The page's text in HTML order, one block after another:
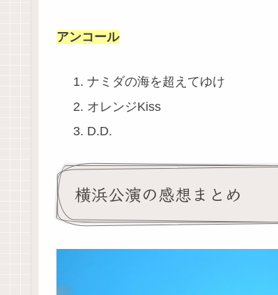
アンコール
ナミダの海を超えてゆけ
オレンジKiss
D.D.
横浜公演の感想まとめ